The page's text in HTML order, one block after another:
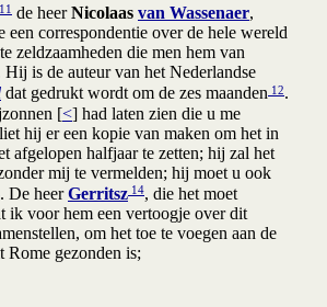
11 de heerNicolaas van Wassenaer,
een correspondentie over de hele wereld
zeldzaamheden die men hem van
is de auteur van het Nederlandse
dat gedrukt wordt om de zes maanden 12.
[<] had laten zien die u me
hij er een kopie van maken om het in
afgelopen halfjaar te zetten; hij zal het
mij te vermelden; hij moet u ook
. De heerGerritsz 14, die het moet
ik voor hem een vertoogje over dit
om het toe te voegen aan de
gezonden is;